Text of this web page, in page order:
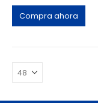
Compra ahora